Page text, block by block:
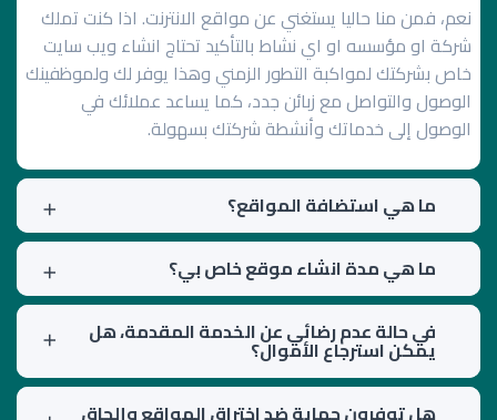
نعم، فمن منا حاليا يستغني عن مواقع الانترنت. اذا كنت تملك
شركة او مؤسسه او اي نشاط بالتأكيد تحتاج انشاء ويب سايت
خاص بشركتك لمواكبة التطور الزمني وهذا يوفر لك ولموظفينك
الوصول والتواصل مع زبائن جدد، كما يساعد عملائك في
الوصول إلى خدماتك وأنشطة شركتك بسهولة.
ما هي استضافة المواقع؟
ما هي مدة انشاء موقع خاص بي؟
في حالة عدم رضائي عن الخدمة المقدمة، هل
يمكن استرجاع الأموال؟